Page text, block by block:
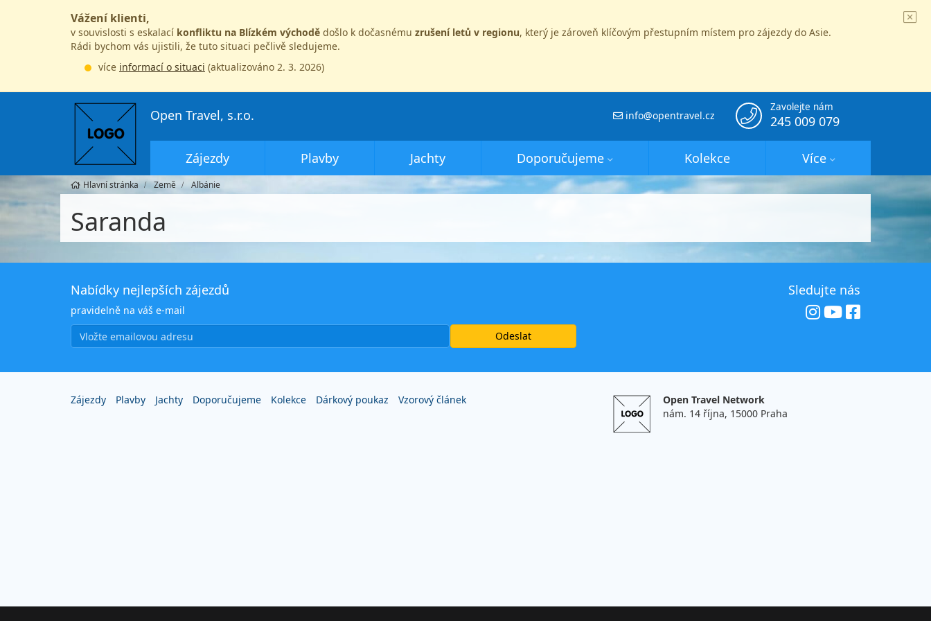
Vážení klienti,
v souvislosti s eskalací konfliktu na Blízkém východě došlo k dočasnému zrušení letů v regionu, který je zároveň klíčovým přestupním místem pro zájezdy do Asie.
Rádi bychom vás ujistili, že tuto situaci pečlivě sledujeme.
více informací o situaci (aktualizováno 2. 3. 2026)
Zavolejte nám
245 009 079
info@opentravel.cz
Open Travel, s.r.o.
Zájezdy Plavby Jachty Doporučujeme Kolekce Více
Hlavní stránka Země Albánie
Saranda
Nabídky nejlepších zájezdů
pravidelně na váš e-mail
Sledujte nás
Zájezdy Plavby Jachty Doporučujeme Kolekce Dárkový poukaz Vzorový článek
Open Travel Network
nám. 14 října, 15000 Praha